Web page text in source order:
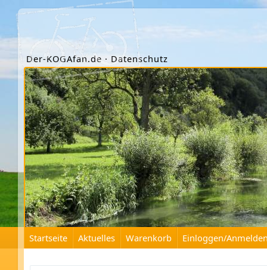
Der-KOGAfan.de · Datenschutz
Startseite Aktuelles Warenkorb Einloggen/